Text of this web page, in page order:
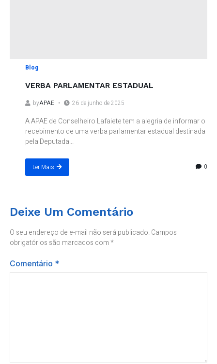
Blog
VERBA PARLAMENTAR ESTADUAL
byAPAE 26 de junho de 2025
A APAE de Conselheiro Lafaiete tem a alegria de informar o
recebimento de uma verba parlamentar estadual destinada
pela Deputada...
Ler Mais 0
Deixe Um Comentário
O seu endereço de e-mail não será publicado. Campos
obrigatórios são marcados com*
Comentário *